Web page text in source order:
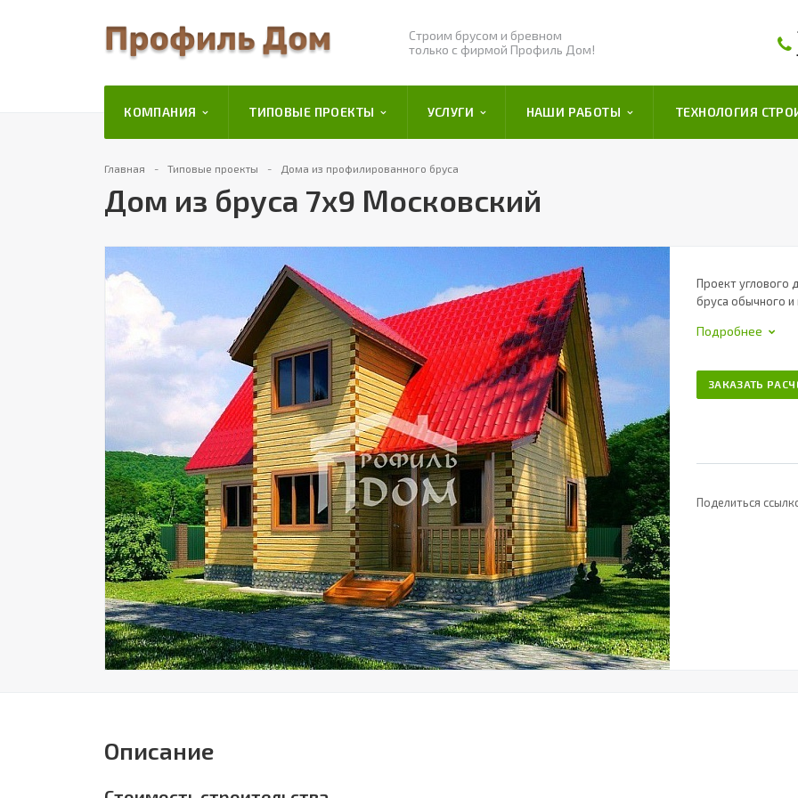
Строим брусом и бревном
только с фирмой Профиль Дом!
КОМПАНИЯ ТИПОВЫЕ ПРОЕКТЫ УСЛУГИ НАШИ РАБОТЫ ТЕХНОЛОГИЯ
Главная Типовые проекты Дома из профилированного бруса
Дом из бруса 7х9 Московский
Проект углового
бруса обычного
Подробнее
ЗАКАЗАТЬ
Поделиться
Описание